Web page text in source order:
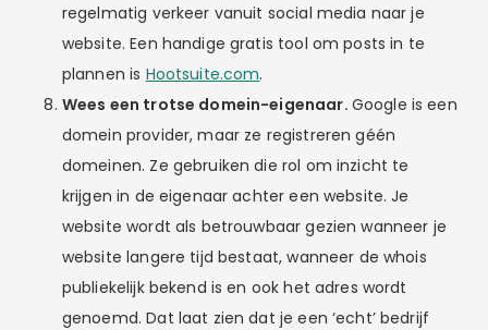
regelmatig verkeer vanuit social media naar je
website. Een handige gratis tool om posts in te
plannen is Hootsuite.com.
Wees een trotse domein-eigenaar. Google is een
domein provider, maar ze registreren géén
domeinen. Ze gebruiken die rol om inzicht te
krijgen in de eigenaar achter een website. Je
website wordt als betrouwbaar gezien wanneer je
website langere tijd bestaat, wanneer de whois
publiekelijk bekend is en ook het adres wordt
genoemd. Dat laat zien dat je een ‘echt’ bedrijf